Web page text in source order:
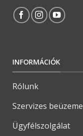
INFORMÁCIÓK
Rólunk
Szervizes
Ügyfélszolgálat